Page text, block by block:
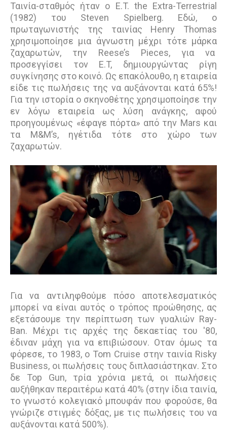
Ταινία-σταθμός ήταν ο E.T. the Extra-Terrestrial
(1982) του Steven Spielberg. Εδώ, ο
πρωταγωνιστής της ταινίας Henry Thomas
χρησιμοποίησε μια άγνωστη μέχρι τότε μάρκα
ζαχαρωτών, την Reese’s Pieces, για να
προσεγγίσει τον E.T, δημιουργώντας ρίγη
συγκίνησης στο κοινό. Ως επακόλουθο, η εταιρεία
είδε τις πωλήσεις της να αυξάνονται κατά 65%!
Για την ιστορία ο σκηνοθέτης χρησιμοποίησε την
εν λόγω εταιρεία ως λύση ανάγκης, αφού
προηγουμένως «έφαγε πόρτα» από την Mars και
τα M&M’s, ηγέτιδα τότε στο χώρο των
ζαχαρωτών.
Για να αντιληφθούμε πόσο αποτελεσματικός
μπορεί να είναι αυτός ο τρόπος προώθησης, ας
εξετάσουμε την περίπτωση των γυαλιών Ray-
Ban. Μέχρι τις αρχές της δεκαετίας του '80,
έδιναν μάχη για να επιβιώσουν. Οταν όμως τα
φόρεσε, το 1983, ο Tom Cruise στην ταινία Risky
Business, οι πωλήσεις τους διπλασιάστηκαν. Στο
δε Top Gun, τρία χρόνια μετά, οι πωλήσεις
αυξήθηκαν περαιτέρω κατά 40% (στην ίδια ταινία,
το γνωστό κολεγιακό μπουφάν που φορούσε, θα
γνώριζε στιγμές δόξας, με τις πωλήσεις του να
αυξάνονται κατά 500%).